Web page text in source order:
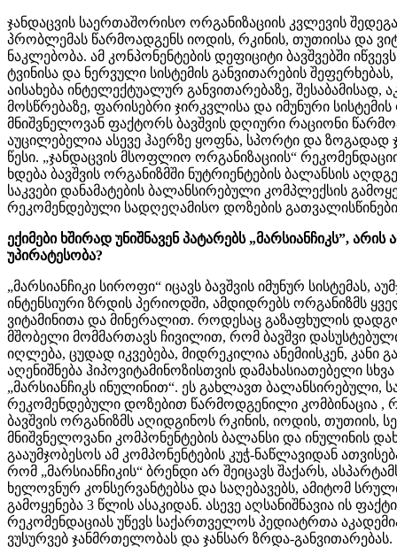
ჯანდაცვის საერთაშორისო ორგანიზაციის კვლევის
პრობლემას წარმოადგენს იოდის, რკინის, თუთიისა და
ნაკლებობა. ამ კონპონენტების დეფიციტი ბავშვებში
ტვინისა და ნერვული სისტემის განვითარების
აისახება ინტელექტუალურ განვითარებაზე, შესაბამისად,
მოსწრებაზე, ფარისებრი ჯირკვლისა და იმუნური სისტემის
მნიშვნელოვან ფაქტორს ბავშვის დღიური რაციონი
აუცილებელია ასევე ჰაერზე ყოფნა, სპორტი და ზოგადად
წესი. „ჯანდაცვის მსოფლიო ორგანიზაციის“
ხდება ბავშვის ორგანიზმში ნუტრიენტების ბალანსის
საკვები დანამატების ბალანსირებული კომპლექსის
რეკომენდებული სადღეღამისო დოზების
ექიმები ხშირად უნიშნავენ პატარებს „მარსიანჩიკს”, არის
უპირატესობა?
„მარსიანჩიკი სიროფი“ იცავს ბავშვის იმუნურ სისტემას,
ინტენსიური ზრდის პერიოდში, ამდიდრებს ორგანიზმს
ვიტამინითა და მინერალით. როდესაც გაზაფხულის
მშობელი მომმართავს ჩივილით, რომ ბავშვი
იღლება, ცუდად იკვებება, მიდრეკილია ანემიისკენ, კანი
აღენიშნება ჰიპოვიტამინოზისთვის დამახასიათებელი სხვა
„მარსიანჩიკს ინულინით“. ეს გახლავთ ბალანსირებული,
რეკომენდებული დოზებით წარმოდგენილი კომბინაცია ,
ბავშვის ორგანიზმს აღიდგინოს რკინის, იოდის, თუთიის,
მნიშვნელოვანი კომპონენტების ბალანსი და ინულინის
გააუმჯობესოს ამ კომპონენტების კუჭ-ნაწლავიდან
რომ „მარსიანჩიკის“ ბრენდი არ შეიცავს შაქარს,
ხელოვნურ კონსერვანტებსა და საღებავებს, ამიტომ
გამოყენება 3 წლის ასაკიდან. ასევე აღსანიშნავია ის
რეკომენდაციას უწევს საქართველოს პედიატრთა
ვუსურვებ ჯანმრთელობას და ჯანსარ ზრდა-განვითარებას.